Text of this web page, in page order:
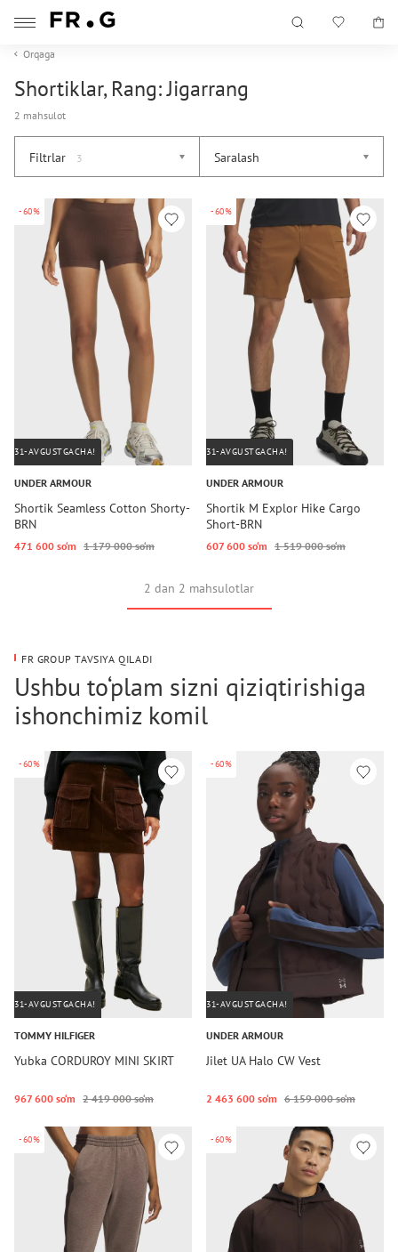
Orqaga
Shortiklar, Rang: Jigarrang
2 mahsulot
Filtrlar 3 Saralash
-60%
31-AVGUSTGACHA!
UNDER ARMOUR
Shortik Seamless Cotton Shorty-
BRN
471 600 so‘m 1 179 000 so‘m
-60%
31-AVGUSTGACHA!
UNDER ARMOUR
Shortik M Explor Hike Cargo
Short-BRN
607 600 so‘m 1 519 000 so‘m
2 dan 2 mahsulotlar
FR GROUP TAVSIYA QILADI
Ushbu to‘plam sizni qiziqtirishiga
ishonchimiz komil
-60%
31-AVGUSTGACHA!
TOMMY HILFIGER
Yubka CORDUROY MINI SKIRT
967 600 so‘m 2 419 000 so‘m
-60%
31-AVGUSTGACHA!
UNDER ARMOUR
Jilet UA Halo CW Vest
2 463 600 so‘m 6 159 000 so‘m
-60% -60%